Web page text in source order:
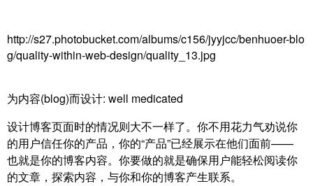
http://s27.photobucket.com/albums/c156/jyyjcc/benhuoer-blo
g/quality-within-web-design/quality_13.jpg
为内容(blog)而设计: well medicated
设计博客页面时的情况则大不一样了。你不用花力气劝说你
的用户信任你的产品，你的“产品”已经展示在他们面前——
也就是你的博客内容。你要做的就是确保用户能轻松阅读你
的文章，探索内容，与你和你的博客产生联系。